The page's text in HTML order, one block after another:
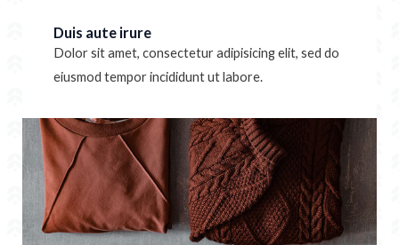
Duis aute irure
Dolor sit amet, consectetur adipisicing elit, sed do
eiusmod tempor incididunt ut labore.